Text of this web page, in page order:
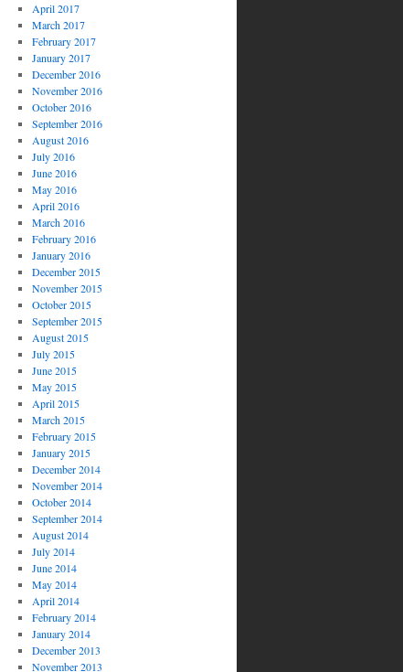
April 2017
March 2017
February 2017
January 2017
December 2016
November 2016
October 2016
September 2016
August 2016
July 2016
June 2016
May 2016
April 2016
March 2016
February 2016
January 2016
December 2015
November 2015
October 2015
September 2015
August 2015
July 2015
June 2015
May 2015
April 2015
March 2015
February 2015
January 2015
December 2014
November 2014
October 2014
September 2014
August 2014
July 2014
June 2014
May 2014
April 2014
February 2014
January 2014
December 2013
November 2013